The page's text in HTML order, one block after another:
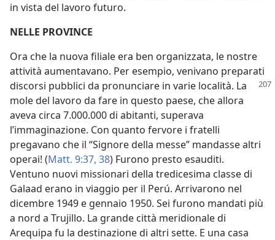
in vista del lavoro futuro.
NELLE PROVINCE
Ora che la nuova filiale era ben organizzata, le nostre
attività aumentavano. Per esempio, venivano preparati
discorsi pubblici da pronunciare in varie località. La
mole del lavoro da fare in questo paese, che allora
aveva circa 7.000.000 di abitanti, superava
l’immaginazione. Con quanto fervore i fratelli
pregavano che il “Signore della messe” mandasse altri
operai! (Matt. 9:37, 38) Furono presto esauditi.
Ventuno nuovi missionari della tredicesima classe di
Galaad erano in viaggio per il Perú. Arrivarono nel
dicembre 1949 e gennaio 1950. Sei furono mandati più
a nord a Trujillo. La grande città meridionale di
Arequipa fu la destinazione di altri sette. E una casa